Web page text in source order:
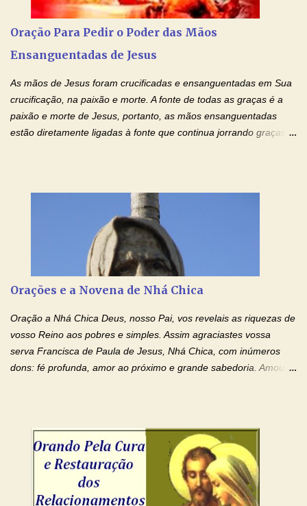
pelos relacionamentos. Diz a Bíblia sagrada: "O amor é paciente,
de orgulho. Nada faz de inconveniente, não procura o seu próprio
interesse, não se irrita, não guarda rancor. Não se alegra com a
Oração Para Pedir o Poder das Mãos
Ensanguentadas de Jesus
As mãos de Jesus foram crucificadas e ensanguentadas em Sua
crucificação, na paixão e morte. A fonte de todas as graças é a
paixão e morte de Jesus, portanto, as mãos ensanguentadas
estão diretamente ligadas à fonte que continua jorrando graças
ensanguentadas, chagadas e abertas, sobre mim, neste
momento. Sinto-me completamente sem forças para prosseguir,
carregando as minhas cruzes. Preciso que a força e o poder de
Tuas Mãos, que suportaram a mais profunda dor ao serem
pregadas na Cruz, reergam-me e curem-me agora. Jesus, não
amo. Nós precisamos desesperadamente de cura física e
espiritual, através do toque consolador de tuas Mãos
ensanguentadas e infinitamente poderosas. Eu reconheço,
apesar de toda a minha limitação e da infinidade dos meus ...
Orações e a Novena de Nhá Chica
Oração a Nhá Chica Deus, nosso Pai, vos revelais as riquezas de
vosso Reino aos pobres e simples. Assim agraciastes vossa
serva Francisca de Paula de Jesus, Nhá Chica, com inúmeros
dons: fé profunda, amor ao próximo e grande sabedoria. Amou a
Senhor Jesus Cristo, vosso Filho, na unidade do Espírito Santo.
Amém. Novena a Nhá Chica (Oração para obter os favores
celestiais através da intercessão da Serva de Deus Nhá Chica)
(Rezar durante nove dias seguidos ou intercalados) Nhá Chica,
recorro a vós como intercessora entre a Bondade Divina e as